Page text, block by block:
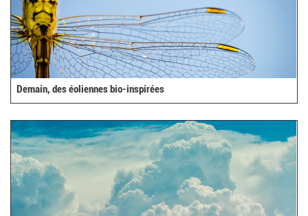
Demain, des éoliennes bio-inspirées